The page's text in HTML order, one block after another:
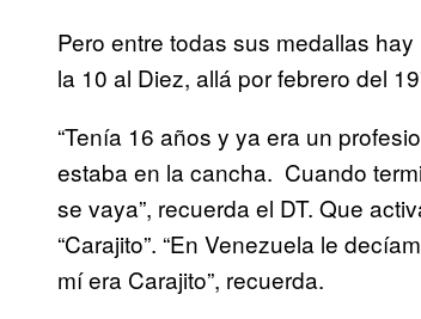
Pero entre todas sus medallas
la 10 al Diez, allá por febrero del
“Tenía 16 años y ya era un
estaba en la cancha. Cuando
se vaya”, recuerda el DT. Que
“Carajito”. “En Venezuela le
mí era Carajito”, recuerda.